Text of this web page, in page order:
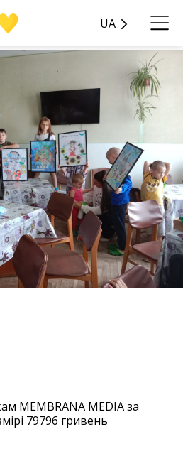
UA
MEMBRANA MEDIA за
79796 гривень